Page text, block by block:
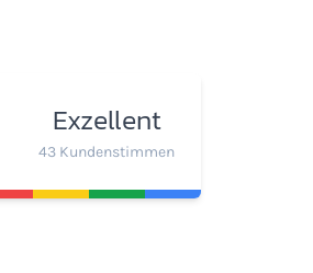
Exzellent
43 Kundenstimmen